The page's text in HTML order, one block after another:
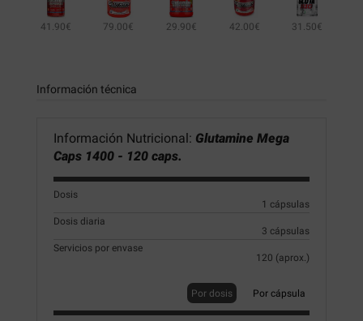
41.90€ 79.00€ 29.90€ 42.00€ 31.50€
Información técnica
Información Nutricional: Glutamine Mega
Caps 1400 - 120 caps.
Dosis
1 cápsulas
Dosis diaria
3 cápsulas
Servicios por envase
120 (aprox.)
Por dosis Por cápsula